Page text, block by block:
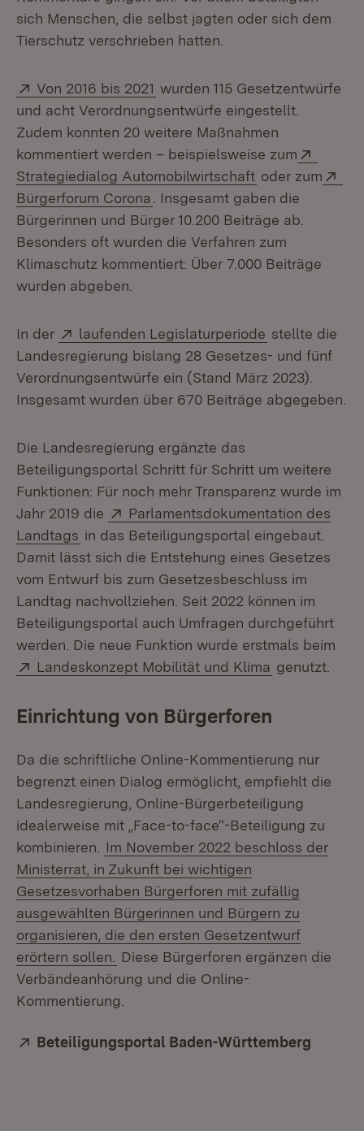
sich Menschen, die selbst jagten oder sich dem
Tierschutz verschrieben hatten.
Extern:
Von 2016 bis 2021 (Öffnet in neuem Fenster)
wurden 115 Gesetzentwürfe
und acht Verordnungsentwürfe eingestellt.
Zudem konnten 20 weitere Maßnahmen
kommentiert werden – beispielsweise zum
Strategiedialog Automobilwirtschaft (Öffnet in
oder zum
Bürgerforum Corona (Öffnet in neuem Fenster)
. Insgesamt gaben die
Bürgerinnen und Bürger 10.200 Beiträge ab.
Besonders oft wurden die Verfahren zum
Klimaschutz kommentiert: Über 7.000 Beiträge
wurden abgeben.
In der Extern:
laufenden Legislaturperiode (Öffnet in
stellte die
Landesregierung bislang 28 Gesetzes- und fünf
Verordnungsentwürfe ein (Stand März 2023).
Insgesamt wurden über 670 Beiträge abgegeben.
Die Landesregierung ergänzte das
Beteiligungsportal Schritt für Schritt um weitere
Funktionen: Für noch mehr Transparenz wurde im
Jahr 2019 die
Extern:
Parlamentsdokumentation des
Landtags (Öffnet in neuem Fenster)
in das Beteiligungsportal eingebaut.
Damit lässt sich die Entstehung eines Gesetzes
vom Entwurf bis zum Gesetzesbeschluss im
Landtag nachvollziehen. Seit 2022 können im
Beteiligungsportal auch Umfragen durchgeführt
werden. Die neue Funktion wurde erstmals beim
Extern:
Landeskonzept Mobilität und Klima (Öffnet in
genutzt.
Einrichtung von Bürgerforen
Da die schriftliche Online-Kommentierung nur
begrenzt einen Dialog ermöglicht, empfiehlt die
Landesregierung, Online-Bürgerbeteiligung
idealerweise mit „Face-to-face“-Beteiligung zu
kombinieren.
Im November 2022 beschloss der
Ministerrat, in Zukunft bei wichtigen
Gesetzesvorhaben Bürgerforen mit zufällig
ausgewählten Bürgerinnen und Bürgern zu
organisieren, die den ersten Gesetzentwurf
erörtern sollen.
Diese Bürgerforen ergänzen die
Verbändeanhörung und die Online-
Kommentierung.
Extern:
Beteiligungsportal Baden-Württemberg